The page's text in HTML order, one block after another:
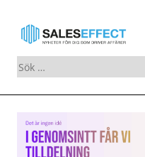
Sök
efter:
Skip
to
content